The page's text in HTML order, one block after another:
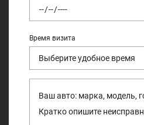
Время визита